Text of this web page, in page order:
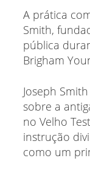
A prática
Smith,
pública
Brigham
Joseph
sobre a
no Velho
instrução
como um